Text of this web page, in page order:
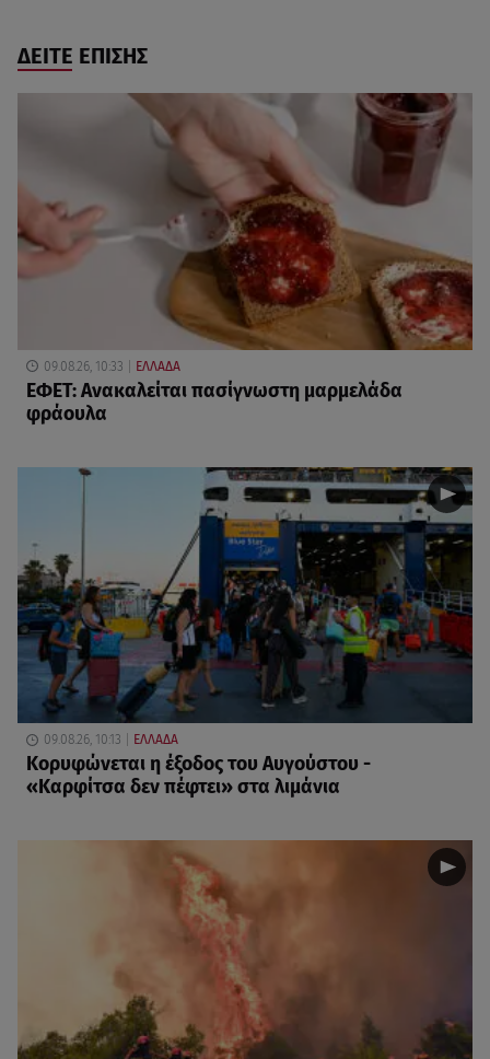
ΔΕΙΤΕ ΕΠΙΣΗΣ
09.08.26, 10:33 ΕΛΛΑΔΑ
ΕΦΕΤ: Ανακαλείται πασίγνωστη μαρμελάδα
φράουλα
09.08.26, 10:13 ΕΛΛΑΔΑ
Κορυφώνεται η έξοδος του Αυγούστου -
«Καρφίτσα δεν πέφτει» στα λιμάνια